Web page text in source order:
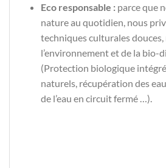
Eco responsable :parce que
nature au quotidien, nous
techniques culturales douces,
l’environnement et de la bio-
(Protection biologique
naturels, récupération des
de l’eau en circuit fermé …).